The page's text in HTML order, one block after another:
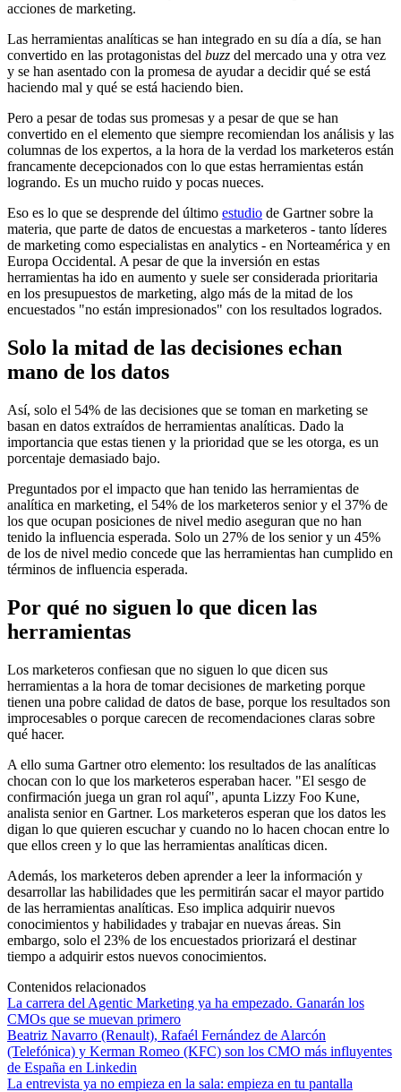
acciones de marketing.
Las herramientas analíticas se han integrado en su día a día, se han
convertido en las protagonistas del buzz del mercado una y otra vez
y se han asentado con la promesa de ayudar a decidir qué se está
haciendo mal y qué se está haciendo bien.
Pero a pesar de todas sus promesas y a pesar de que se han
convertido en el elemento que siempre recomiendan los análisis y las
columnas de los expertos, a la hora de la verdad los marketeros están
francamente decepcionados con lo que estas herramientas están
logrando. Es un mucho ruido y pocas nueces.
Eso es lo que se desprende del último estudio de Gartner sobre la
materia, que parte de datos de encuestas a marketeros - tanto líderes
de marketing como especialistas en analytics - en Norteamérica y en
Europa Occidental. A pesar de que la inversión en estas
herramientas ha ido en aumento y suele ser considerada prioritaria
en los presupuestos de marketing, algo más de la mitad de los
encuestados "no están impresionados" con los resultados logrados.
Solo la mitad de las decisiones echan
mano de los datos
Así, solo el 54% de las decisiones que se toman en marketing se
basan en datos extraídos de herramientas analíticas. Dado la
importancia que estas tienen y la prioridad que se les otorga, es un
porcentaje demasiado bajo.
Preguntados por el impacto que han tenido las herramientas de
analítica en marketing, el 54% de los marketeros senior y el 37% de
los que ocupan posiciones de nivel medio aseguran que no han
tenido la influencia esperada. Solo un 27% de los senior y un 45%
de los de nivel medio concede que las herramientas han cumplido en
términos de influencia esperada.
Por qué no siguen lo que dicen las
herramientas
Los marketeros confiesan que no siguen lo que dicen sus
herramientas a la hora de tomar decisiones de marketing porque
tienen una pobre calidad de datos de base, porque los resultados son
improcesables o porque carecen de recomendaciones claras sobre
qué hacer.
A ello suma Gartner otro elemento: los resultados de las analíticas
chocan con lo que los marketeros esperaban hacer. "El sesgo de
confirmación juega un gran rol aquí", apunta Lizzy Foo Kune,
analista senior en Gartner. Los marketeros esperan que los datos les
digan lo que quieren escuchar y cuando no lo hacen chocan entre lo
que ellos creen y lo que las herramientas analíticas dicen.
Además, los marketeros deben aprender a leer la información y
desarrollar las habilidades que les permitirán sacar el mayor partido
de las herramientas analíticas. Eso implica adquirir nuevos
conocimientos y habilidades y trabajar en nuevas áreas. Sin
embargo, solo el 23% de los encuestados priorizará el destinar
tiempo a adquirir estos nuevos conocimientos.
Contenidos relacionados
La carrera del Agentic Marketing ya ha empezado. Ganarán los
CMOs que se muevan primero
Beatriz Navarro (Renault), Rafaél Fernández de Alarcón
(Telefónica) y Kerman Romeo (KFC) son los CMO más influyentes
de España en Linkedin
La entrevista ya no empieza en la sala: empieza en tu pantalla